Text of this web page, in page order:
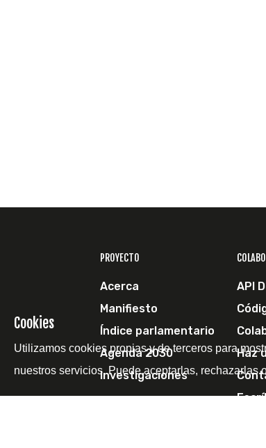
PROYECTO
Acerca
Manifiesto
Índice parlamentario
Agenda 2030
Investigaciones
API
Haz
Cookies
Utilizamos cookies propias y de terceros para
nuestros servicios. Puede aceptarlas, rechazarlas